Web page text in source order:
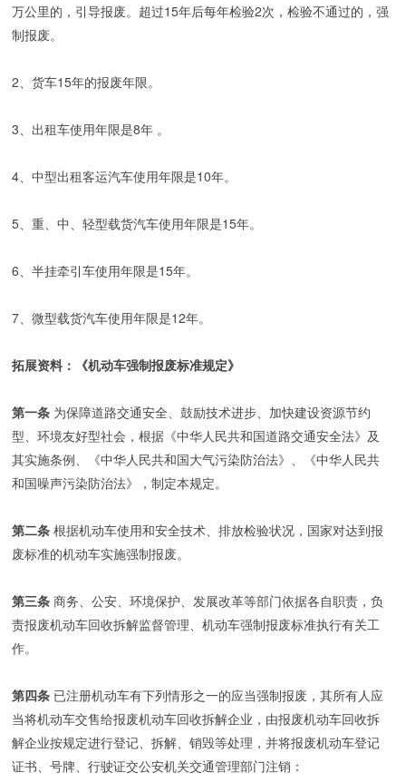
万公里的，引导报废。超过15年后每年检验2次，检验不通过的，强
制报废。
2、货车15年的报废年限。
3、出租车使用年限是8年 。
4、中型出租客运汽车使用年限是10年。
5、重、中、轻型载货汽车使用年限是15年。
6、半挂牵引车使用年限是15年。
7、微型载货汽车使用年限是12年。
拓展资料：《机动车强制报废标准规定》
第一条 为保障道路交通安全、鼓励技术进步、加快建设资源节约
型、环境友好型社会，根据《中华人民共和国道路交通安全法》及
其实施条例、《中华人民共和国大气污染防治法》、《中华人民共
和国噪声污染防治法》，制定本规定。
第二条 根据机动车使用和安全技术、排放检验状况，国家对达到报
废标准的机动车实施强制报废。
第三条 商务、公安、环境保护、发展改革等部门依据各自职责，负
责报废机动车回收拆解监督管理、机动车强制报废标准执行有关工
作。
第四条 已注册机动车有下列情形之一的应当强制报废，其所有人应
当将机动车交售给报废机动车回收拆解企业，由报废机动车回收拆
解企业按规定进行登记、拆解、销毁等处理，并将报废机动车登记
证书、号牌、行驶证交公安机关交通管理部门注销：